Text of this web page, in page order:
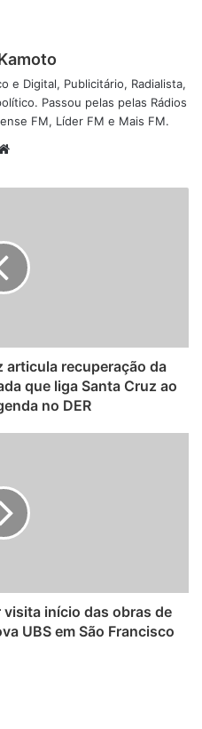
e Digital, Publicitário, Radialista,
Passou pelas pelas Rádios
FM, Líder FM e Mais FM.
b
articula recuperação da
que liga Santa Cruz ao
no DER
início das obras de
UBS em São Francisco